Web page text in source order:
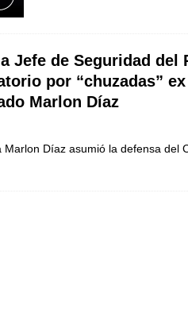
Arena USC LO ÚLTIMO
Jefe de Seguridad del
por “chuzadas”
Marlon Díaz
Díaz asumió la defensa del